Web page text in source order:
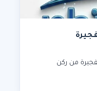
من ركن